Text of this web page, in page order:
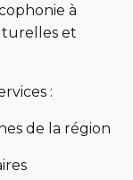
à
et
:
de la région